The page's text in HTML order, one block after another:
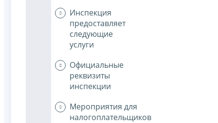
Инспекция
предоставляет
следующие
услуги
Официальные
реквизиты
инспекции
Мероприятия для
налогоплательщиков